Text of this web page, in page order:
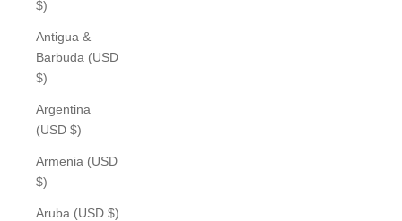
$)
Antigua &
Barbuda (USD
$)
Argentina
(USD $)
Armenia (USD
$)
Aruba (USD $)